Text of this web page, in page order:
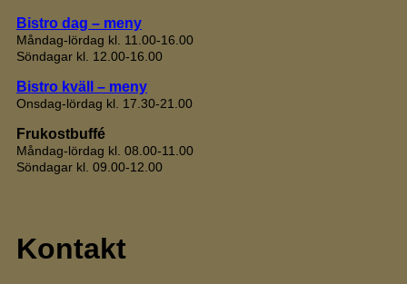
Bistro dag – meny
Måndag-lördag kl. 11.00-16.00
Söndagar kl. 12.00-16.00
Bistro kväll – meny
Onsdag-lördag kl. 17.30-21.00
Frukostbuffé
Måndag-lördag kl. 08.00-11.00
Söndagar kl. 09.00-12.00
Kontakt